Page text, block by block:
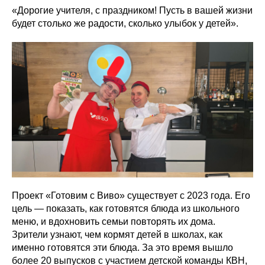
«Дорогие учителя, с праздником! Пусть в вашей жизни
будет столько же радости, сколько улыбок у детей».
Проект «Готовим с Виво» существует с 2023 года. Его
цель — показать, как готовятся блюда из школьного
меню, и вдохновить семьи повторять их дома.
Зрители узнают, чем кормят детей в школах, как
именно готовятся эти блюда. За это время вышло
более 20 выпусков с участием детской команды КВН,